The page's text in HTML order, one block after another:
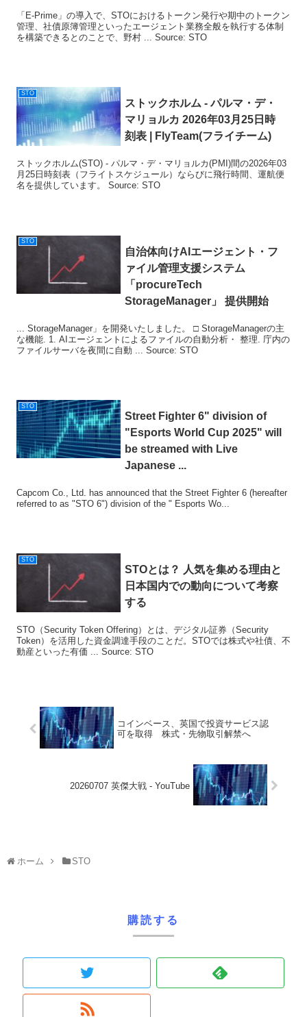
「E-Prime」の導入で、STOにおけるトークン発行や期中のトークン
管理、社債原簿管理といったエージェント業務全般を執行する体制
を構築できるとのことで、野村 ... Source: STO
STO
ストックホルム - パルマ・デ・
マリョルカ 2026年03月25日時
刻表 | FlyTeam(フライチーム)
ストックホルム(STO) - パルマ・デ・マリョルカ(PMI)間の2026年03
月25日時刻表（フライトスケジュール）ならびに飛行時間、運航便
名を提供しています。 Source: STO
STO
自治体向けAIエージェント・フ
ァイル管理支援システム
「procureTech
StorageManager」 提供開始
... StorageManager」を開発いたしました。 □ StorageManagerの主
な機能. 1. AIエージェントによるファイルの自動分析・ 整理. 庁内の
ファイルサーバを夜間に自動 ... Source: STO
STO
Street Fighter 6" division of
"Esports World Cup 2025" will
be streamed with Live
Japanese ...
Capcom Co., Ltd. has announced that the Street Fighter 6 (hereafter
referred to as "STO 6") division of the " Esports Wo...
STO
STOとは？ 人気を集める理由と
日本国内での動向について考察
する
STO（Security Token Offering）とは、デジタル証券（Security
Token）を活用した資金調達手段のことだ。STOでは株式や社債、不
動産といった有価 ... Source: STO
コインベース、英国で投資サービス認
可を取得 株式・先物取引解禁へ
20260707 英傑大戦 - YouTube
ホーム STO
購読する